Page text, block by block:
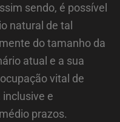
sendo, é possível
natural de tal
do tamanho da
atual e a sua
vital de
e
prazos.